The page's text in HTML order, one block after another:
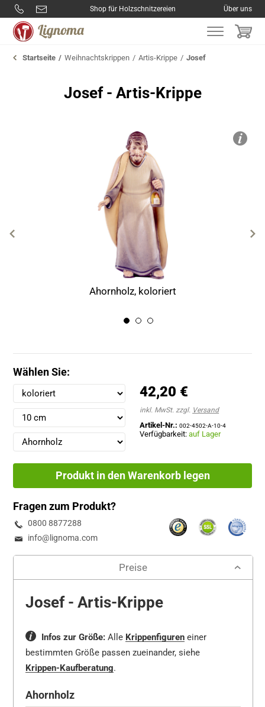
Shop für Holzschnitzereien Über uns
Startseite Weihnachtskrippen Artis-Krippe Josef
Ahornholz, koloriert
Josef - Artis-Krippe
Wählen Sie:
42,20 €
inkl. MwSt. zzgl. Versand
Artikel-Nr.: 002-4502-A-10-4
Verfügbarkeit:auf Lager
Produkt in den Warenkorb legen
Fragen zum Produkt?
0800 8877288
info@lignoma.com
Preise
Josef - Artis-Krippe
Infos zur Größe: Alle Krippenfiguren einer
bestimmten Größe passen zueinander, siehe
Krippen-Kaufberatung.
Ahornholz